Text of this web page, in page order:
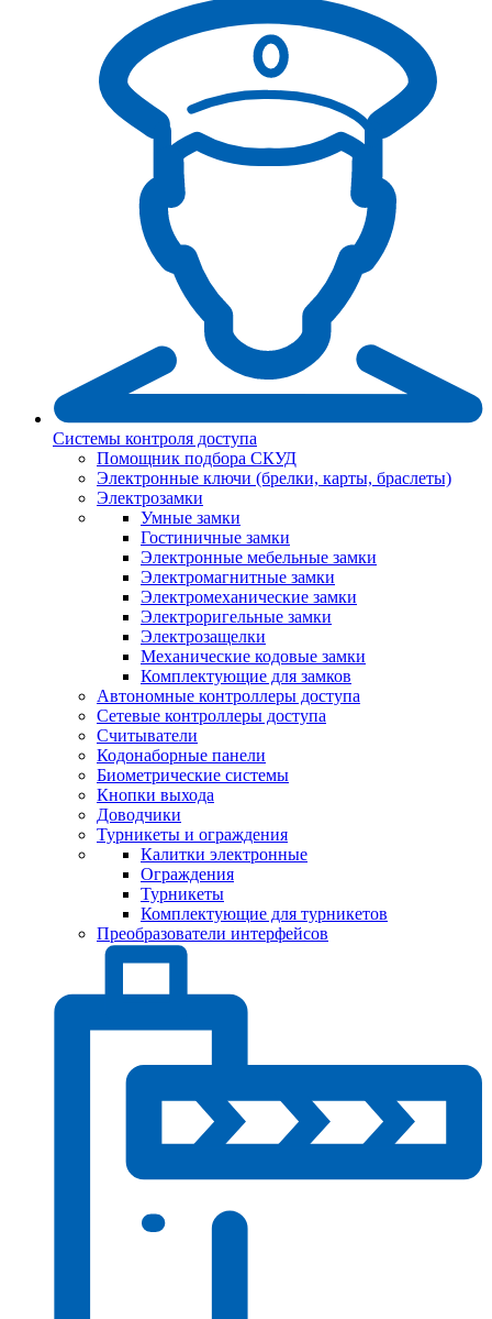
Системы контроля доступа
Помощник подбора СКУД
Электронные ключи (брелки, карты, браслеты)
Электрозамки
Умные замки
Гостиничные замки
Электронные мебельные замки
Электромагнитные замки
Электромеханические замки
Электроригельные замки
Электрозащелки
Механические кодовые замки
Комплектующие для замков
Автономные контроллеры доступа
Сетевые контроллеры доступа
Считыватели
Кодонаборные панели
Биометрические системы
Кнопки выхода
Доводчики
Турникеты и ограждения
Калитки электронные
Ограждения
Турникеты
Комплектующие для турникетов
Преобразователи интерфейсов